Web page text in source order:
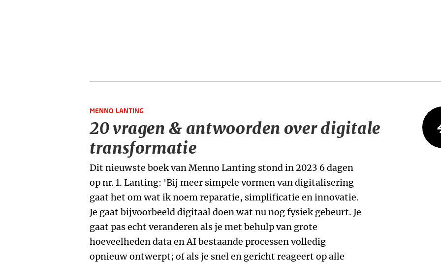
MENNO LANTING
20 vragen & antwoorden over digitale
transformatie
Dit nieuwste boek van Menno Lanting stond in 2023 6 dagen
op nr. 1. Lanting: 'Bij meer simpele vormen van digitalisering
gaat het om wat ik noem reparatie, simplificatie en innovatie.
Je gaat bijvoorbeeld digitaal doen wat nu nog fysiek gebeurt. Je
gaat pas echt veranderen als je met behulp van grote
hoeveelheden data en AI bestaande processen volledig
opnieuw ontwerpt; of als je snel en gericht reageert op alle